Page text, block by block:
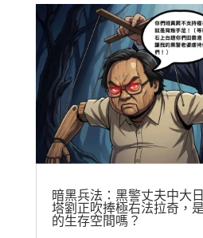
暗黑兵法：黑警丈夫中大
塔劉正吹捧極右法拉奇，
的生存空間嗎？